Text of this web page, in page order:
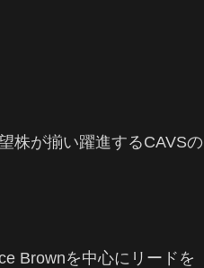
株が揃い躍進するCAVSの
Brownを中心にリードを